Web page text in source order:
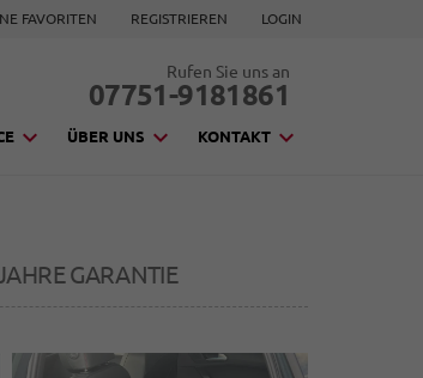
FAVORITEN REGISTRIEREN LOGIN
Rufen Sie uns an
07751-9181861
ÜBER UNS KONTAKT
GARANTIE